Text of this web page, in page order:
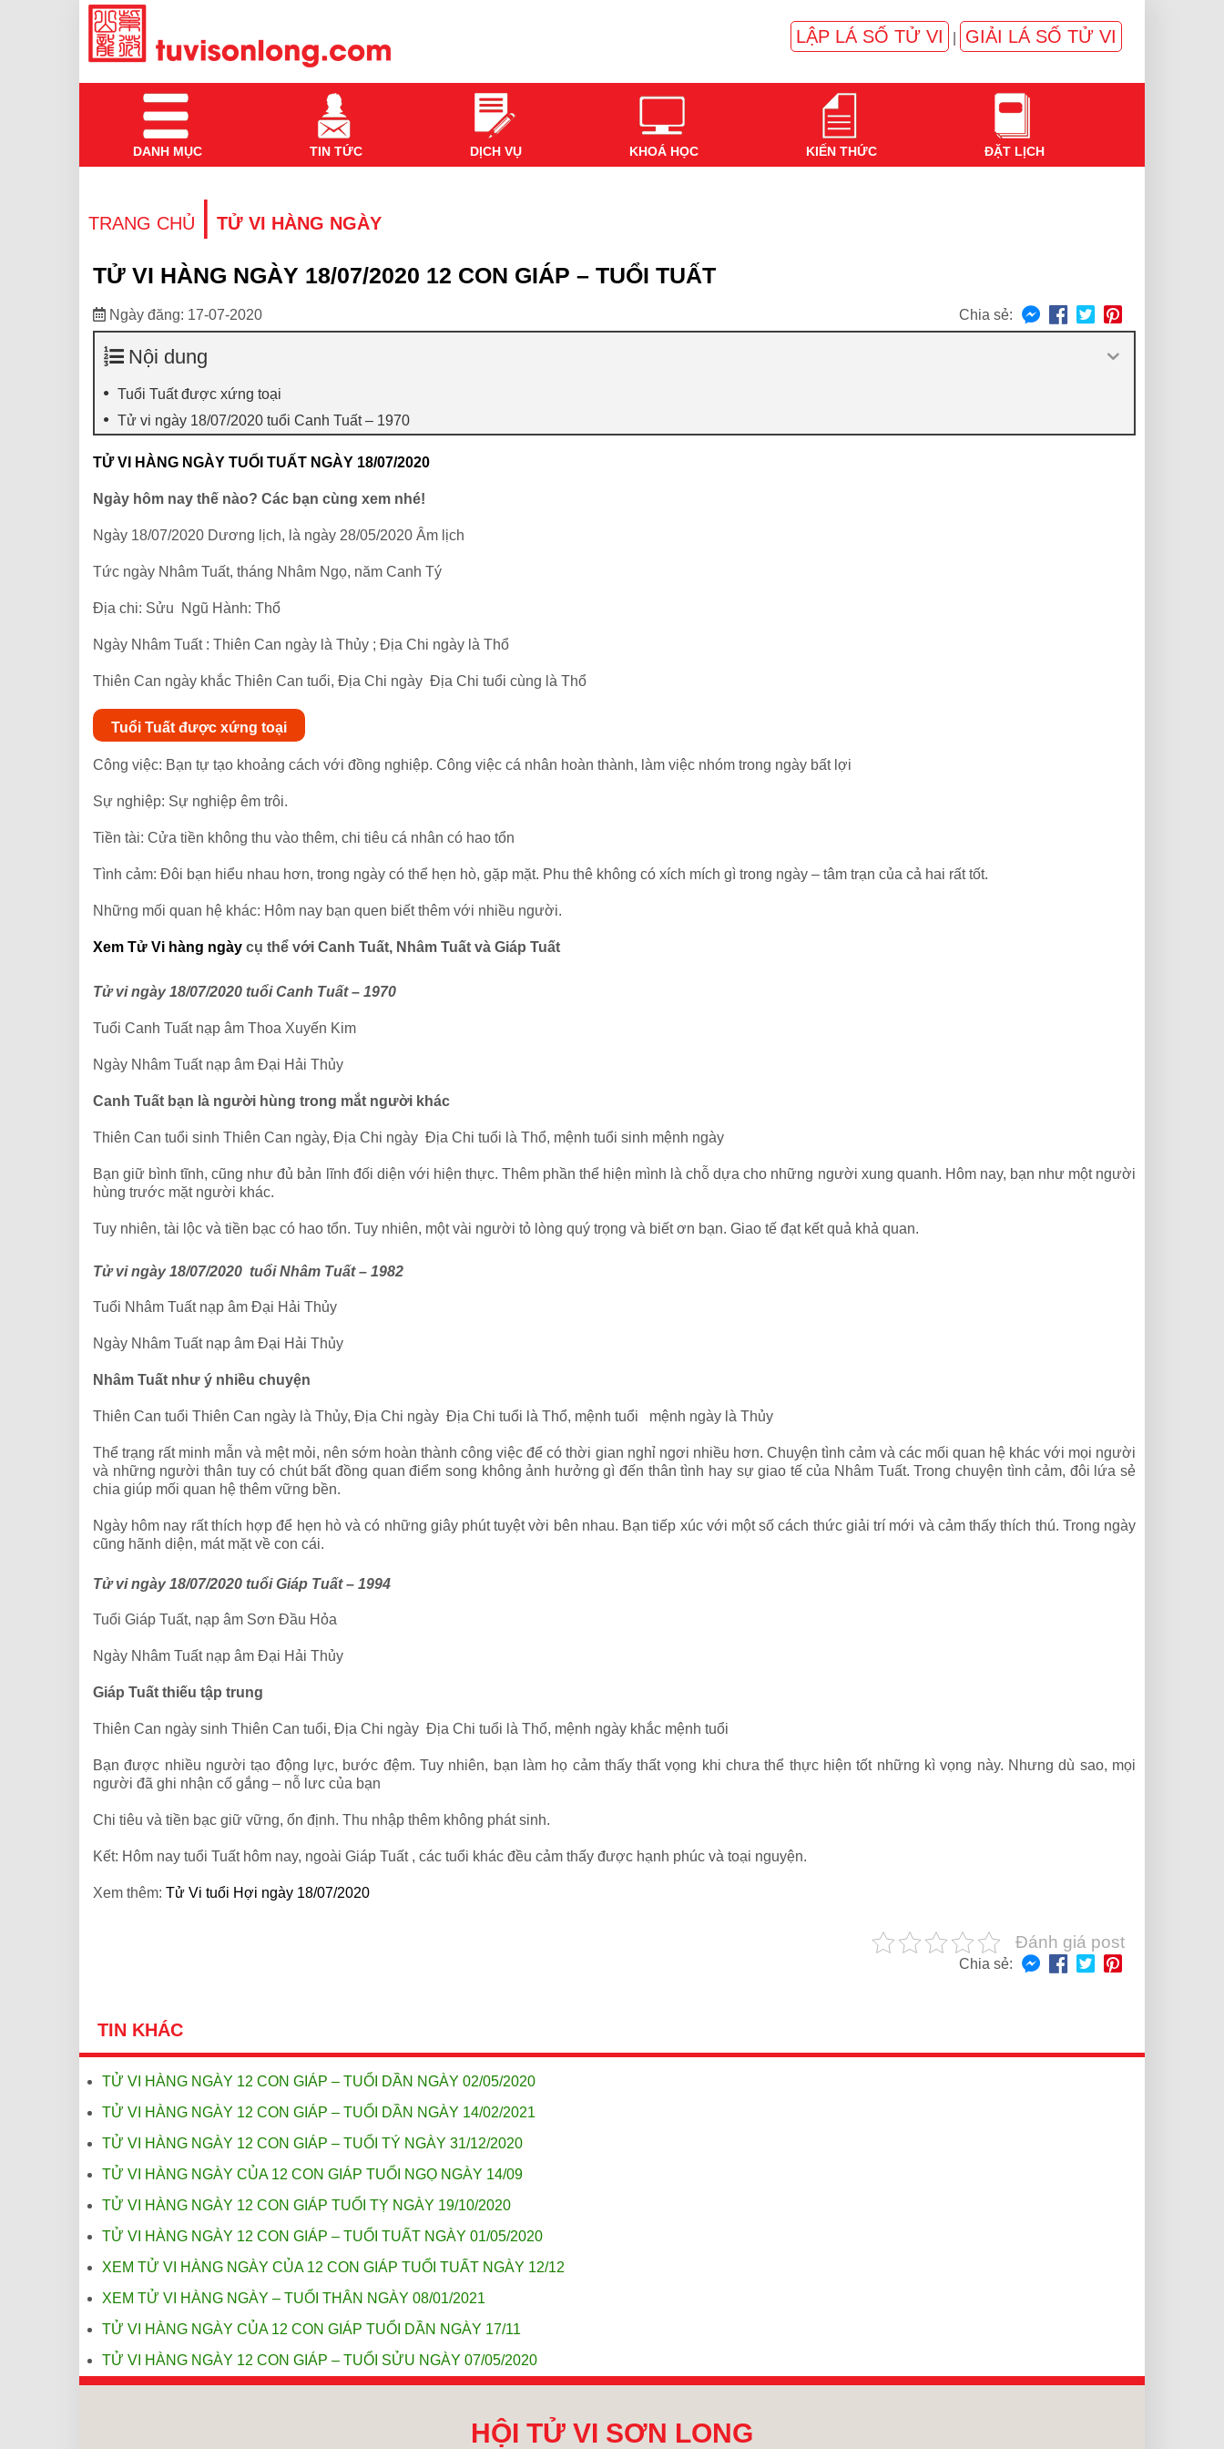
LẬP LÁ SỐ TỬ VI GIẢI LÁ SỐ TỬ VI
DANH MỤC TIN TỨC DỊCH VỤ KHOÁ HỌC KIẾN THỨC ĐẶT LỊCH
TRANG CHỦ | TỬ VI HÀNG NGÀY
TỬ VI HÀNG NGÀY 18/07/2020 12 CON GIÁP – TUỔI TUẤT
Ngày đăng: 17-07-2020 Chia sẻ:
Nội dung
Tuổi Tuất được xứng toại
Tử vi ngày 18/07/2020 tuổi Canh Tuất – 1970
TỬ VI HÀNG NGÀY TUỔI TUẤT NGÀY 18/07/2020
Ngày hôm nay thế nào? Các bạn cùng xem nhé!
Ngày 18/07/2020 Dương lịch, là ngày 28/05/2020 Âm lịch
Tức ngày Nhâm Tuất, tháng Nhâm Ngọ, năm Canh Tý
Địa chi: Sửu Ngũ Hành: Thổ
Ngày Nhâm Tuất : Thiên Can ngày là Thủy ; Địa Chi ngày là Thổ
Thiên Can ngày khắc Thiên Can tuổi, Địa Chi ngày Địa Chi tuổi cùng là Thổ
Tuổi Tuất được xứng toại
Công việc: Bạn tự tạo khoảng cách với đồng nghiệp. Công việc cá nhân hoàn thành, làm việc nhóm trong ngày bất lợi
Sự nghiệp: Sự nghiệp êm trôi.
Tiền tài: Cửa tiền không thu vào thêm, chi tiêu cá nhân có hao tổn
Tình cảm: Đôi bạn hiểu nhau hơn, trong ngày có thể hẹn hò, gặp mặt. Phu thê không có xích mích gì trong ngày – tâm trạn của cả hai rất tốt.
Những mối quan hệ khác: Hôm nay bạn quen biết thêm với nhiều người.
Xem Tử Vi hàng ngày cụ thể với Canh Tuất, Nhâm Tuất và Giáp Tuất
Tử vi ngày 18/07/2020 tuổi Canh Tuất – 1970
Tuổi Canh Tuất nạp âm Thoa Xuyến Kim
Ngày Nhâm Tuất nạp âm Đại Hải Thủy
Canh Tuất bạn là người hùng trong mắt người khác
Thiên Can tuổi sinh Thiên Can ngày, Địa Chi ngày Địa Chi tuổi là Thổ, mệnh tuổi sinh mệnh ngày
Bạn giữ bình tĩnh, cũng như đủ bản lĩnh đối diện với hiện thực. Thêm phần thể hiện mình là chỗ dựa cho những người xung quanh. Hôm nay, bạn như một người
hùng trước mặt người khác.
Tuy nhiên, tài lộc và tiền bạc có hao tổn. Tuy nhiên, một vài người tỏ lòng quý trọng và biết ơn bạn. Giao tế đạt kết quả khả quan.
Tử vi ngày 18/07/2020 tuổi Nhâm Tuất – 1982
Tuổi Nhâm Tuất nạp âm Đại Hải Thủy
Ngày Nhâm Tuất nạp âm Đại Hải Thủy
Nhâm Tuất như ý nhiều chuyện
Thiên Can tuổi Thiên Can ngày là Thủy, Địa Chi ngày Địa Chi tuổi là Thổ, mệnh tuổi mệnh ngày là Thủy
Thể trạng rất minh mẫn và mệt mỏi, nên sớm hoàn thành công việc để có thời gian nghỉ ngơi nhiều hơn. Chuyện tình cảm và các mối quan hệ khác với mọi người
và những người thân tuy có chút bất đồng quan điểm song không ảnh hưởng gì đến thân tình hay sự giao tế của Nhâm Tuất. Trong chuyện tình cảm, đôi lứa sẻ
chia giúp mối quan hệ thêm vững bền.
Ngày hôm nay rất thích hợp để hẹn hò và có những giây phút tuyệt vời bên nhau. Bạn tiếp xúc với một số cách thức giải trí mới và cảm thấy thích thú. Trong ngày
cũng hãnh diện, mát mặt về con cái.
Tử vi ngày 18/07/2020 tuổi Giáp Tuất – 1994
Tuổi Giáp Tuất, nạp âm Sơn Đầu Hỏa
Ngày Nhâm Tuất nạp âm Đại Hải Thủy
Giáp Tuất thiếu tập trung
Thiên Can ngày sinh Thiên Can tuổi, Địa Chi ngày Địa Chi tuổi là Thổ, mệnh ngày khắc mệnh tuổi
Bạn được nhiều người tạo động lực, bước đệm. Tuy nhiên, bạn làm họ cảm thấy thất vọng khi chưa thể thực hiện tốt những kì vọng này. Nhưng dù sao, mọi
người đã ghi nhận cố gắng – nỗ lưc của bạn
Chi tiêu và tiền bạc giữ vững, ổn định. Thu nhập thêm không phát sinh.
Kết: Hôm nay tuổi Tuất hôm nay, ngoài Giáp Tuất , các tuổi khác đều cảm thấy được hạnh phúc và toại nguyện.
Xem thêm: Tử Vi tuổi Hợi ngày 18/07/2020
Đánh giá post
Chia sẻ:
TIN KHÁC
TỬ VI HÀNG NGÀY 12 CON GIÁP – TUỔI DẦN NGÀY 02/05/2020
TỬ VI HÀNG NGÀY 12 CON GIÁP – TUỔI DẦN NGÀY 14/02/2021
TỬ VI HÀNG NGÀY 12 CON GIÁP – TUỔI TÝ NGÀY 31/12/2020
TỬ VI HÀNG NGÀY CỦA 12 CON GIÁP TUỔI NGỌ NGÀY 14/09
TỬ VI HÀNG NGÀY 12 CON GIÁP TUỔI TỴ NGÀY 19/10/2020
TỬ VI HÀNG NGÀY 12 CON GIÁP – TUỔI TUẤT NGÀY 01/05/2020
XEM TỬ VI HÀNG NGÀY CỦA 12 CON GIÁP TUỔI TUẤT NGÀY 12/12
XEM TỬ VI HÀNG NGÀY – TUỔI THÂN NGÀY 08/01/2021
TỬ VI HÀNG NGÀY CỦA 12 CON GIÁP TUỔI DẦN NGÀY 17/11
TỬ VI HÀNG NGÀY 12 CON GIÁP – TUỔI SỬU NGÀY 07/05/2020
HỘI TỬ VI SƠN LONG